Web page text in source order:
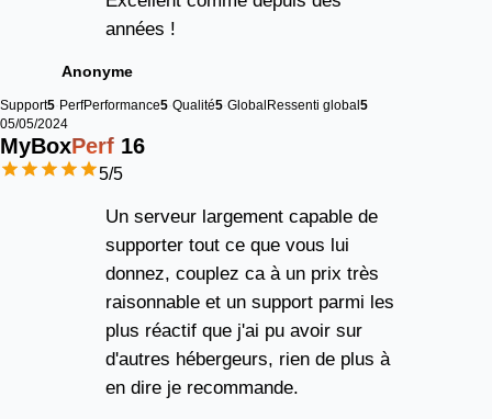
années !
Anonyme
Support5 PerfPerformance5 Qualité5 GlobalRessenti global5
05/05/2024
MyBoxPerf 16
5/5
Un serveur largement capable de
supporter tout ce que vous lui
donnez, couplez ca à un prix très
raisonnable et un support parmi les
plus réactif que j'ai pu avoir sur
d'autres hébergeurs, rien de plus à
en dire je recommande.